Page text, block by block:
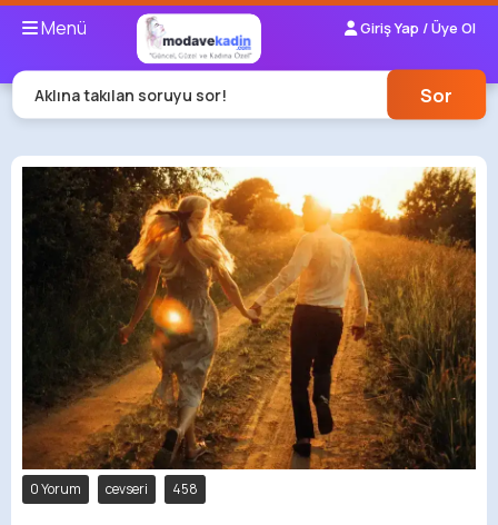
Menü Giriş Yap / Üye Ol
Aklına takılan soruyu sor! Sor
0 Yorum cevseri 458